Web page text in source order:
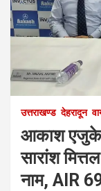
उत्तराखण्ड देहरादून
आकाश
सारांश
नाम, AIR